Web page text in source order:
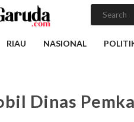
RIAU NASIONAL
Dinas